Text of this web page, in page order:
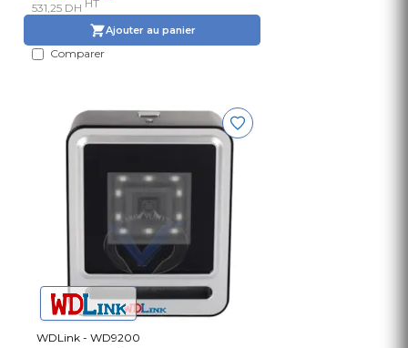
531,25 DH HT
Ajouter au panier
Comparer
WDLink - WD9200